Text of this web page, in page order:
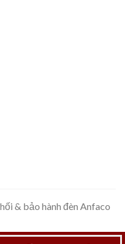
& bảo hành đèn Anfaco